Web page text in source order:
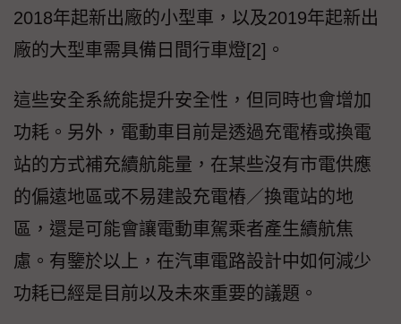
2018年起新出廠的小型車，以及2019年起新出
廠的大型車需具備日間行車燈[2]。
這些安全系統能提升安全性，但同時也會增加
功耗。另外，電動車目前是透過充電樁或換電
站的方式補充續航能量，在某些沒有市電供應
的偏遠地區或不易建設充電樁／換電站的地
區，還是可能會讓電動車駕乘者產生續航焦
慮。有鑒於以上，在汽車電路設計中如何減少
功耗已經是目前以及未來重要的議題。